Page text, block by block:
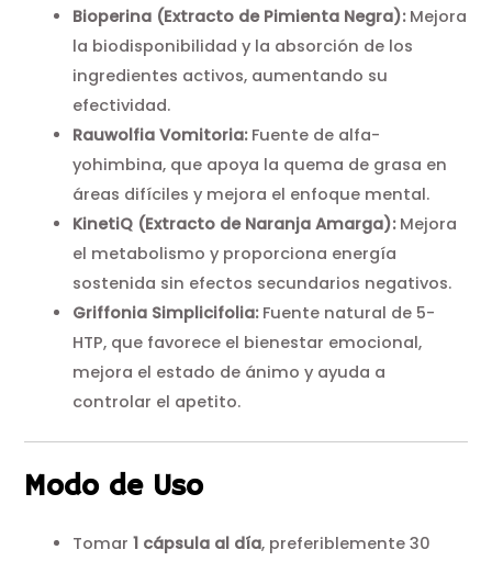
Bioperina (Extracto de Pimienta Negra):Mejora
la biodisponibilidad y la absorción de los
ingredientes activos, aumentando su
efectividad.
Rauwolfia Vomitoria:Fuente de alfa-
yohimbina, que apoya la quema de grasa en
áreas difíciles y mejora el enfoque mental.
KinetiQ (Extracto de Naranja Amarga):Mejora
el metabolismo y proporciona energía
sostenida sin efectos secundarios negativos.
Griffonia Simplicifolia:Fuente natural de 5-
HTP, que favorece el bienestar emocional,
mejora el estado de ánimo y ayuda a
controlar el apetito.
Modo de Uso
Tomar1 cápsula al día, preferiblemente 30